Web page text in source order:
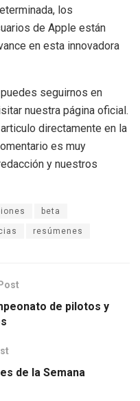
los
de Apple están
en esta innovadora
seguirnos en
nuestra página oficial.
directamente en la
es muy
y nuestros
beta
resúmenes
de pilotos y
de la Semana